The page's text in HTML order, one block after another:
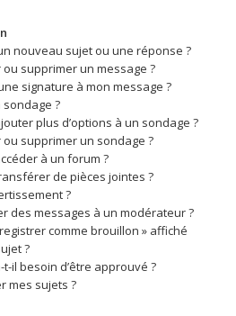
nouveau sujet ou une réponse ?
supprimer un message ?
signature à mon message ?
?
plus d’options à un sondage ?
supprimer un sondage ?
à un forum ?
de pièces jointes ?
?
des messages à un modérateur ?
comme brouillon » affiché
?
il besoin d’être approuvé ?
mes sujets ?